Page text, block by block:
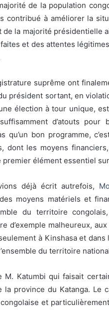
de la population
contribué à améliorer la
la majorité présidentielle
et des attentes
suprême ont
président sortant, en
élection à tour unique,
d’atouts
qu’un bon programme,
dont les moyens
premier élément essentiel
déjà écrit autrefois,
moyens matériels et
du territoire
d’exemple malheureux,
à Kinshasa et
du territoire
Katumbi qui faisait
la province du Katanga. Le
et